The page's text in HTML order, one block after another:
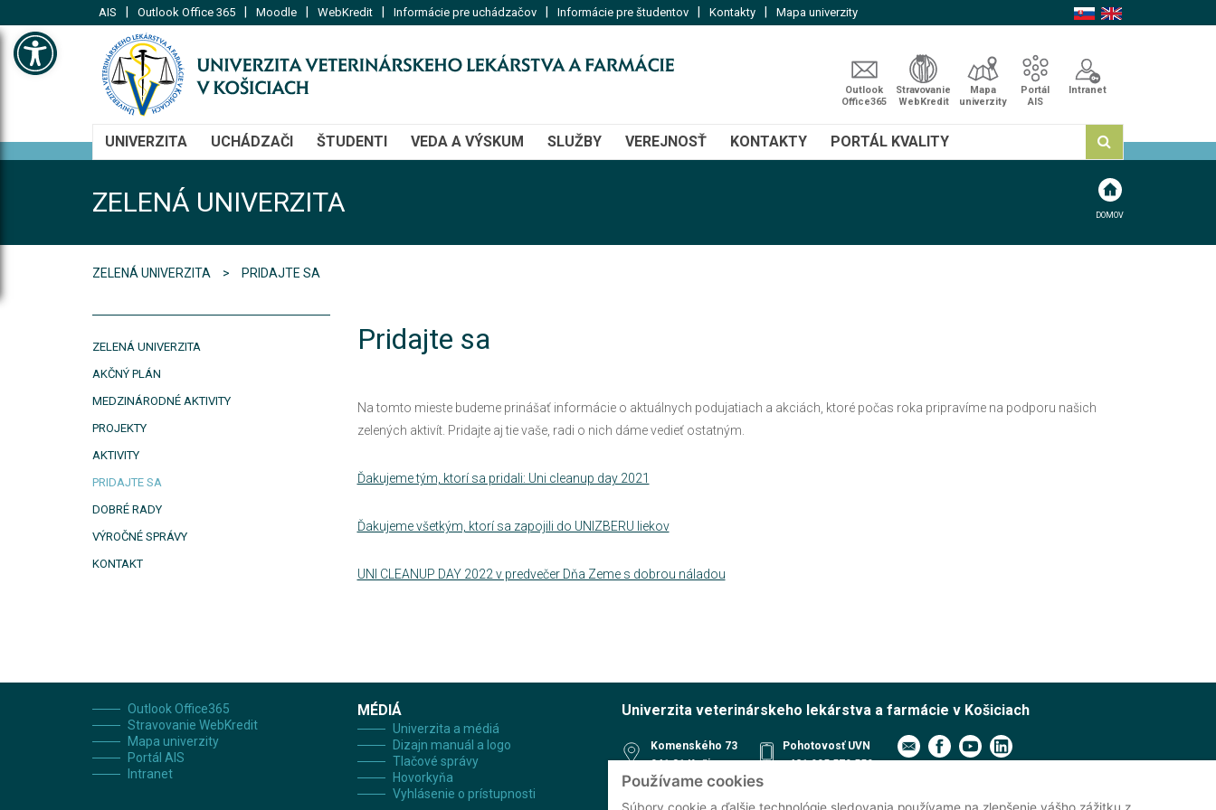
Open toolbar
Používame cookies
AIS Outlook Office 365 Moodle WebKredit Informácie pre uchádzačov Informácie pre študentov Kontakty Mapa univerzity
Outlook
Office365
Stravovanie
WebKredit
Mapa
univerzity
Portál
AIS
Intranet
UNIVERZITA UCHÁDZAČI ŠTUDENTI VEDA A VÝSKUM SLUŽBY VEREJNOSŤ KONTAKTY PORTÁL KVALITY
ZELENÁ UNIVERZITA DOMOV
ZELENÁ UNIVERZITA PRIDAJTE SA
ZELENÁ UNIVERZITA
AKČNÝ PLÁN
MEDZINÁRODNÉ AKTIVITY
PROJEKTY
AKTIVITY
PRIDAJTE SA
DOBRÉ RADY
VÝROČNÉ SPRÁVY
KONTAKT
Pridajte sa
Na tomto mieste budeme prinášať informácie o aktuálnych podujatiach a akciách, ktoré počas roka pripravíme na podporu našich
zelených aktivít. Pridajte aj tie vaše, radi o nich dáme vedieť ostatným.
Ďakujeme tým, ktorí sa pridali: Uni cleanup day 2021
Ďakujeme všetkým, ktorí sa zapojili do UNIZBERU liekov
UNI CLEANUP DAY 2022 v predvečer Dňa Zeme s dobrou náladou
Outlook Office365
Stravovanie WebKredit
Mapa univerzity
Portál AIS
Intranet
MÉDIÁ
Univerzita a médiá
Dizajn manuál a logo
Tlačové správy
Hovorkyňa
Vyhlásenie o prístupnosti
Univerzita veterinárskeho lekárstva a farmácie v Košiciach
Komenského 73
041 81 Košice
Slovenská republika
48°44'18.8"N
Pohotovosť UVN
+421 905 579 559
+421 915 991 474